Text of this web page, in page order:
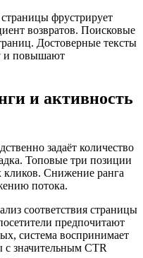
фрустрирует
возвратов. Поисковые
Достоверные тексты
и повышают
и активность
задаёт количество
Топовые три позиции
кликов. Снижение ранга
потока.
соответствия страницы
предпочитают
система воспринимает
с значительным CTR